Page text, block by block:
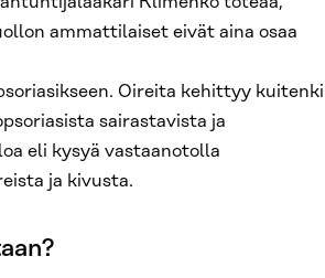
ammattilaiset eivät aina osaa
Oireita kehittyy
sairastavista ja
eli kysyä vastaanotolla
ja kivusta.